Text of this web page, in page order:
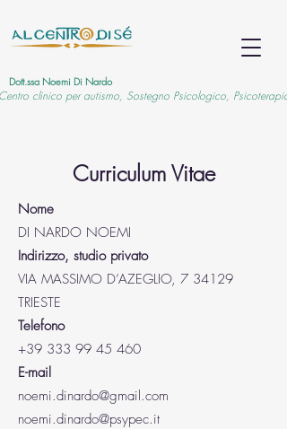
Dott.ssa Noemi Di Nardo
clinico per autismo, Sostegno Psicologico, Psicoterapia
Curriculum Vitae
Nome
DI NARDO NOEMI
Indirizzo, studio privato
VIA MASSIMO D’AZEGLIO, 7 34129
TRIESTE
Telefono
+39 333 99 45 460
E-mail
noemi.dinardo@gmail.com
noemi.dinardo@psypec.it